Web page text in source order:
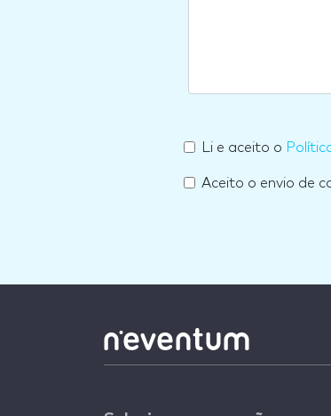
Li e aceito o
Aceito o envio de